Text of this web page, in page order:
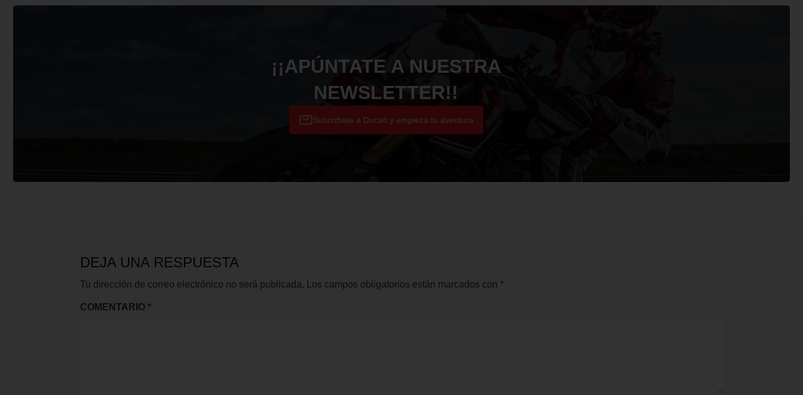
¡¡APÚNTATE A NUESTRA
NEWSLETTER!!
Suscríbete a Ducati y empieza tu aventura
DEJA UNA RESPUESTA
Tu dirección de correo electrónico no será publicada. Los campos obligatorios están marcados con *
COMENTARIO*